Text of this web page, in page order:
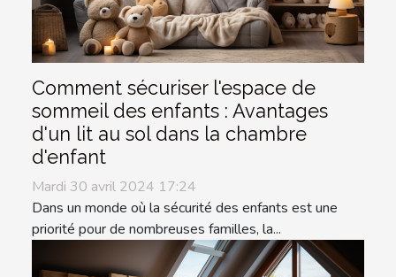
Comment sécuriser l'espace de
sommeil des enfants : Avantages
d'un lit au sol dans la chambre
d'enfant
Mardi 30 avril 2024 17:24
Dans un monde où la sécurité des enfants est une
priorité pour de nombreuses familles, la...